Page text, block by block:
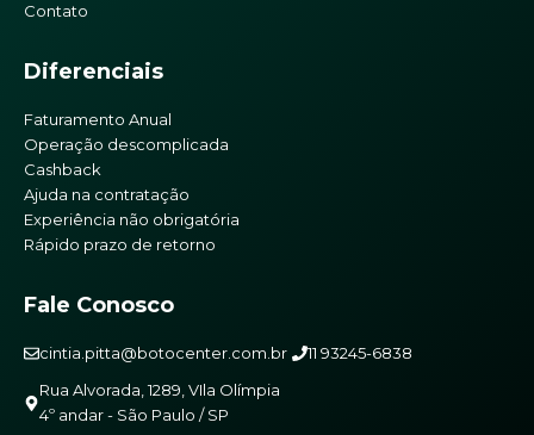
Contato
Diferenciais
Faturamento Anual
Operação descomplicada
Cashback
Ajuda na contratação
Experiência não obrigatória
Rápido prazo de retorno
Fale Conosco
cintia.pitta@botocenter.com.br
11 93245-6838
Rua Alvorada, 1289, VIla Olímpia
4º andar - São Paulo / SP